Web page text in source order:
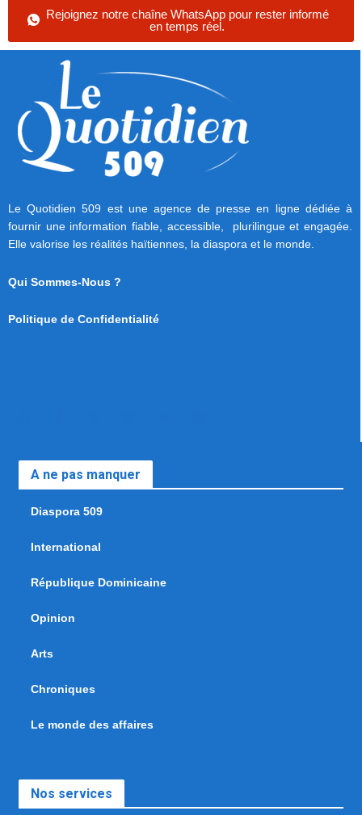
Rejoignez notre chaîne WhatsApp pour rester informé
en temps réel.
Le Quotidien 509 est une agence de presse en ligne dédiée à
fournir une information fiable, accessible, plurilingue et engagée.
Elle valorise les réalités haïtiennes, la diaspora et le monde.
Qui Sommes-Nous ?
Politique de Confidentialité
A ne pas manquer
Diaspora 509
International
République Dominicaine
Opinion
Arts
Chroniques
Le monde des affaires
Nos services